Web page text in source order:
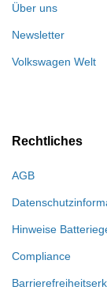
Über uns
Newsletter
Volkswagen Welt
Rechtliches
AGB
Hinweise
Compliance